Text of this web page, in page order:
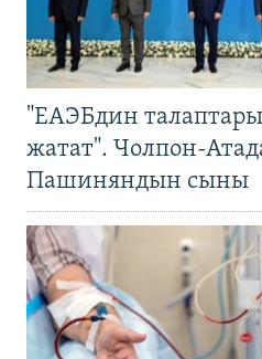
"ЕАЭБдин талаптары
жатат". Чолпон-
Пашиняндын сыны